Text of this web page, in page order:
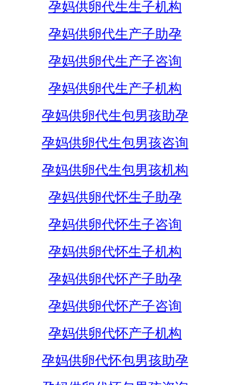
孕妈供卵代生生子机构
孕妈供卵代生产子助孕
孕妈供卵代生产子咨询
孕妈供卵代生产子机构
孕妈供卵代生包男孩助孕
孕妈供卵代生包男孩咨询
孕妈供卵代生包男孩机构
孕妈供卵代怀生子助孕
孕妈供卵代怀生子咨询
孕妈供卵代怀生子机构
孕妈供卵代怀产子助孕
孕妈供卵代怀产子咨询
孕妈供卵代怀产子机构
孕妈供卵代怀包男孩助孕